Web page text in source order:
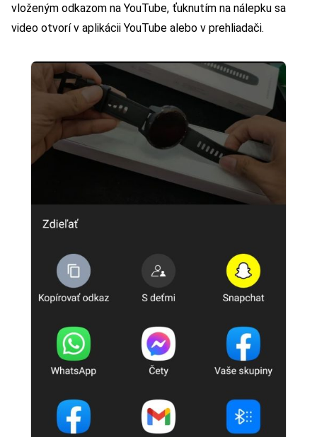
vloženým odkazom na YouTube, ťuknutím na nálepku sa
video otvorí v aplikácii YouTube alebo v prehliadači.